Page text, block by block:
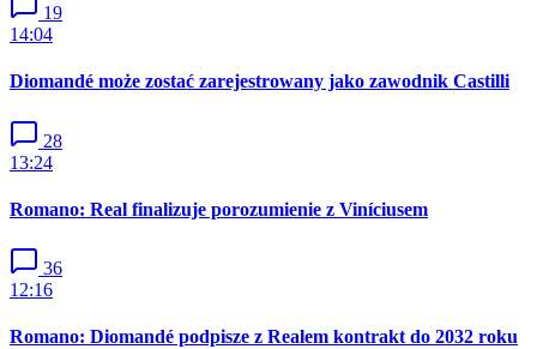
19
14:04
Diomandé może zostać zarejestrowany jako zawodnik Castilli
28
13:24
Romano: Real finalizuje porozumienie z Viníciusem
36
12:16
Romano: Diomandé podpisze z Realem kontrakt do 2032 roku